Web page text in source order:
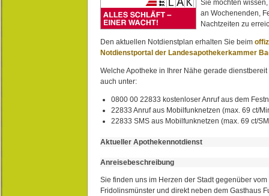
Sie möchten
an Wochenenden,
Nachtzeiten zu
Den aktuellen Notdienstplan erhalten Sie beim
Notdienstportal der Landesapothekerkammer
Welche Apotheke in Ihrer Nähe gerade
auch unter:
0800 00 22833 kostenloser Anruf aus dem
22833 Anruf aus Mobilfunknetzen (max. 69 ct/
22833 SMS aus Mobilfunknetzen (max. 69 ct/
Aktueller Apothekennotdienst
Anreisebeschreibung
Sie finden uns im Herzen der Stadt gegenüber
Fridolinsmünster und direkt neben dem Gasthaus